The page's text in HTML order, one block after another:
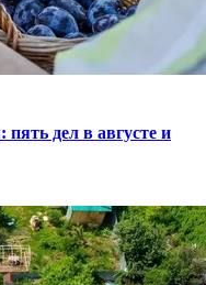
пять дел в августе и